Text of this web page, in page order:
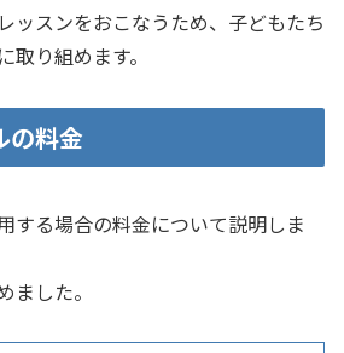
ッスンをおこなうため、子どもたち
り組めます。
の料金
する場合の料金について説明しま
ました。